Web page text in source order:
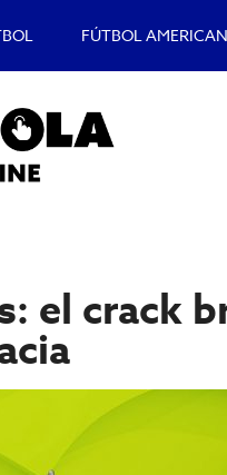
FÚTBOL
el crack